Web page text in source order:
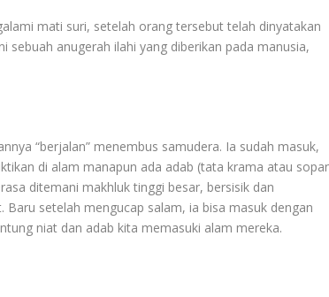
mati suri, setelah orang tersebut telah dinyatakan
sebuah anugerah ilahi yang diberikan pada manusia,
“berjalan” menembus samudera. Ia sudah masuk,
di alam manapun ada adab (tata krama atau
ditemani makhluk tinggi besar, bersisik dan
setelah mengucap salam, ia bisa masuk dengan
niat dan adab kita memasuki alam mereka.